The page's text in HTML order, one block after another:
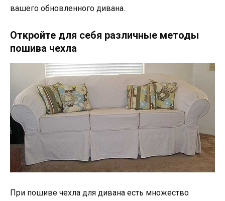
вашего обновленного дивана.
Откройте для себя различные методы
пошива чехла
При пошиве чехла для дивана есть множество